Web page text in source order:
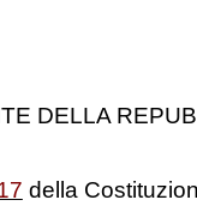
DELLA
della